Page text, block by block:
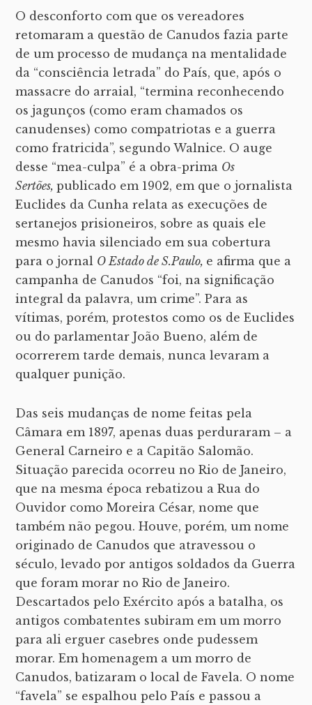
O desconforto com que os vereadores
retomaram a questão de Canudos fazia parte
de um processo de mudança na mentalidade
da “consciência letrada” do País, que, após o
massacre do arraial, “termina reconhecendo
os jagunços (como eram chamados os
canudenses) como compatriotas e a guerra
como fratricida”, segundo Walnice. O auge
desse “mea-culpa” é a obra-prima Os
Sertões,publicado em 1902, em que o jornalista
Euclides da Cunha relata as execuções de
sertanejos prisioneiros, sobre as quais ele
mesmo havia silenciado em sua cobertura
para o jornal O Estado de S.Paulo, e afirma que a
campanha de Canudos “foi, na significação
integral da palavra, um crime”. Para as
vítimas, porém, protestos como os de Euclides
ou do parlamentar João Bueno, além de
ocorrerem tarde demais, nunca levaram a
qualquer punição.
Das seis mudanças de nome feitas pela
Câmara em 1897, apenas duas perduraram – a
General Carneiro e a Capitão Salomão.
Situação parecida ocorreu no Rio de Janeiro,
que na mesma época rebatizou a Rua do
Ouvidor como Moreira César, nome que
também não pegou. Houve, porém, um nome
originado de Canudos que atravessou o
século, levado por antigos soldados da Guerra
que foram morar no Rio de Janeiro.
Descartados pelo Exército após a batalha, os
antigos combatentes subiram em um morro
para ali erguer casebres onde pudessem
morar. Em homenagem a um morro de
Canudos, batizaram o local de Favela. O nome
“favela” se espalhou pelo País e passou a